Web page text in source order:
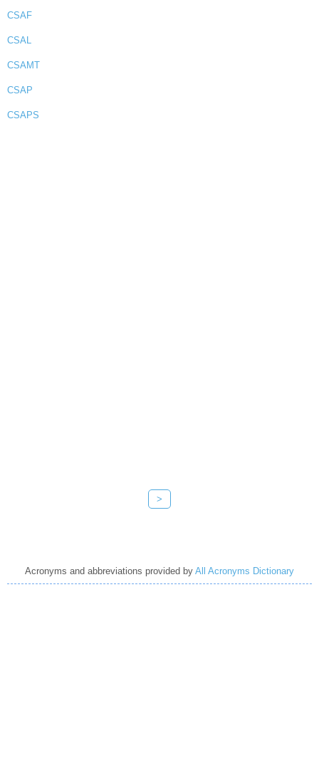
CSAF
CSAL
CSAMT
CSAP
CSAPS
>
Acronyms and abbreviations provided by All Acronyms Dictionary